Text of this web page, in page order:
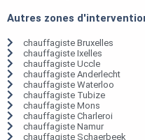
Autres zones
chauffagiste Bruxelles
chauffagiste Ixelles
chauffagiste Uccle
chauffagiste Anderlecht
chauffagiste Waterloo
chauffagiste Tubize
chauffagiste Mons
chauffagiste Charleroi
chauffagiste Namur
chauffagiste Schaerbeek